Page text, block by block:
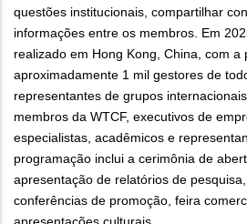
questões institucionais, compartilhar
informações entre os membros. Em
realizado em Hong Kong, China, com a
aproximadamente 1 mil gestores de
representantes de grupos
membros da WTCF, executivos de
especialistas, acadêmicos e
programação inclui a cerimônia de
apresentação de relatórios de
conferências de promoção, feira